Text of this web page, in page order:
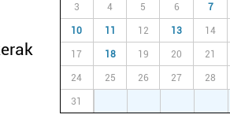
3 4 5 6 7
10 11 12 13 14
17 18 19 20 21
24 25 26 27 28
31